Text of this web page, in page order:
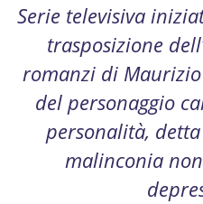
Serie televisiva
trasposizione
romanzi di
del personaggio
personalità,
malinconia